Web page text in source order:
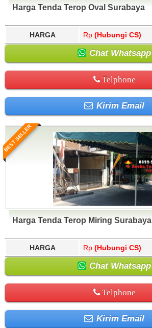
Harga Tenda Terop Oval Surabaya
HARGA Rp. (Hubungi CS)
Chat Whatsapp
Telphone
Kirim Email
BEST SELLER
Harga Tenda Terop Miring Surabaya
HARGA Rp. (Hubungi CS)
Chat Whatsapp
Telphone
Kirim Email